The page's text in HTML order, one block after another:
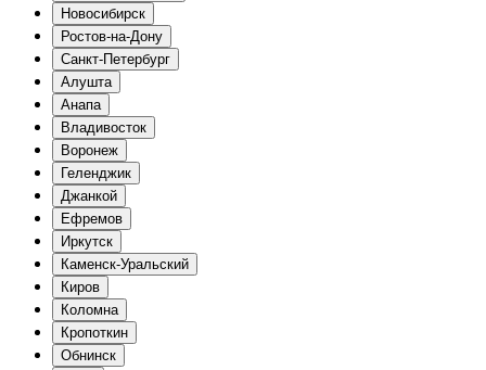
Новосибирск
Ростов-на-Дону
Санкт-Петербург
Алушта
Анапа
Владивосток
Воронеж
Геленджик
Джанкой
Ефремов
Иркутск
Каменск-Уральский
Киров
Коломна
Кропоткин
Обнинск